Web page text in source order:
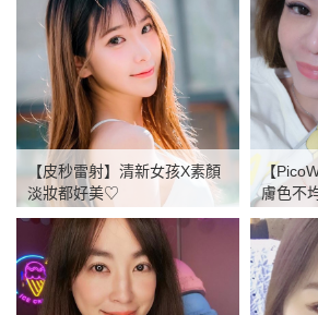
Pro U雷射
飛梭雷射
電波拉提
除毛亞歷山大雷射
淨膚雷射
Ultra pulse雷射
靚顏美體
減重門診
【皮秒雷射】清新女孩X素顏
淡妝都好美♡
【
膚色不
美肌幫